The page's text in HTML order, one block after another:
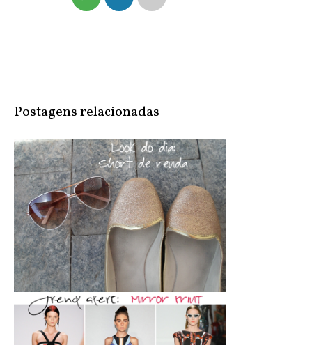
Postagens relacionadas
Look do dia: Short de Renda by: Adr...